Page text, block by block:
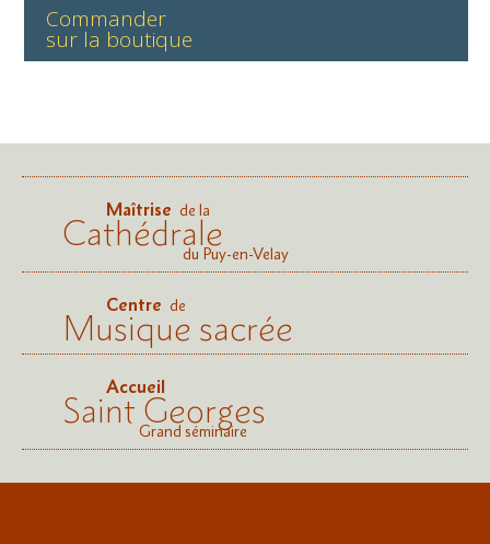
Commander
sur la boutique
Maîtrise de la
Cathédraledu Puy-en-Velay
Centre de
Musique sacrée
Accueil
Saint Georges
Grand séminaire